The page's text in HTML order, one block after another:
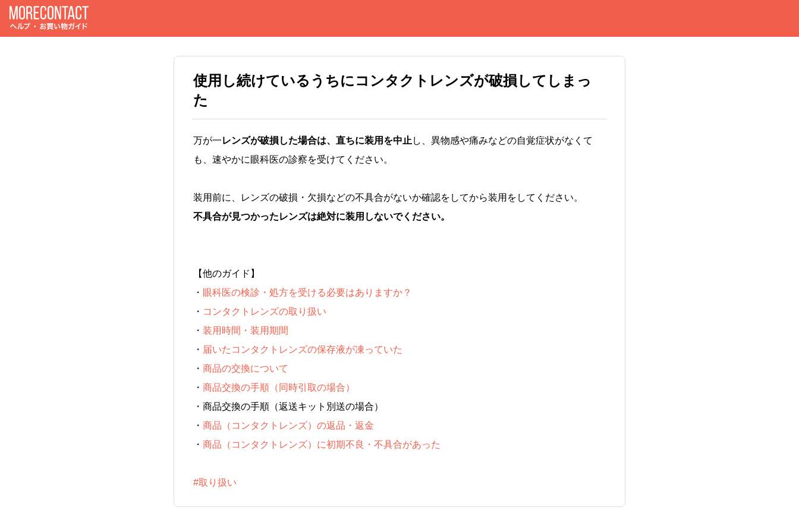
使用し続けているうちにコンタクトレンズが破損してしまっ
た
万が一レンズが破損した場合は、直ちに装用を中止 し、異物感や痛みなどの自覚症状がなくて
も、速やかに眼科医の診察を受けてください。
装用前に、レンズの破損・欠損などの不具合がないか確認をしてから装用をしてください。
不具合が見つかったレンズは絶対に装用しないでください。
【他のガイド】
・ 眼科医の検診・処方を受ける必要はありますか？
・ コンタクトレンズの取り扱い
・ 装用時間・装用期間
・ 届いたコンタクトレンズの保存液が凍っていた
・ 商品の交換について
・ 商品交換の手順（同時引取の場合）
・ 商品交換の手順（返送キット別送の場合）
・ 商品（コンタクトレンズ）の返品・返金
・ 商品（コンタクトレンズ）に初期不良・不具合があった
#取り扱い